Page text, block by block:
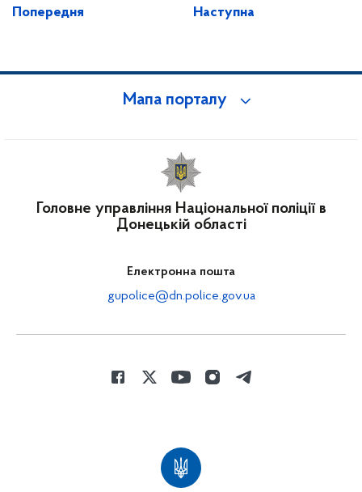
Попередня Наступна
Мапа порталу
Головне управління Національної поліції в
Донецькій області
Електронна пошта
gupolice@dn.police.gov.ua